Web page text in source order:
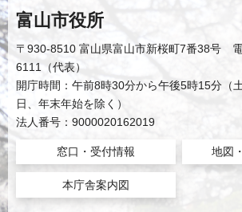
富山市役所
〒930-8510 富山県富山市新桜町7番38号
6111（代表）
開庁時間：午前8時30分から午後5時15分（
日、年末年始を除く）
法人番号：9000020162019
窓口・受付情報 地図
本庁舎案内図